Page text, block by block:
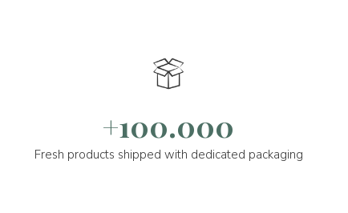
+100.000
Fresh products shipped with dedicated packaging